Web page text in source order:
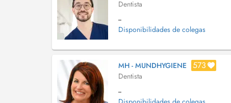
Dentista
--
Disponibilidades de colegas
MH - MUNDHYGIENE 573
Dentista
--